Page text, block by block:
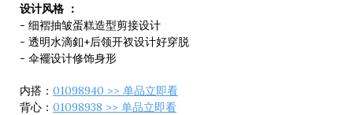
设计风格 ：
- 细褶抽皱蛋糕造型剪接设计
- 透明水滴釦+后领开衩设计好穿脱
- 伞襬设计修饰身形
内搭： 01098940 >> 单品立即看
背心： 01098938 >> 单品立即看